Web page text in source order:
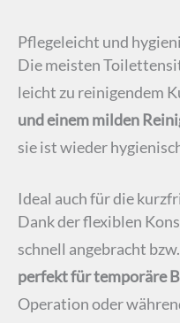
Pflegeleicht und
Die meisten
leicht zu reinigendem
und einem milden
sie ist wieder
Ideal auch für die
Dank der flexiblen
schnell angebracht
perfekt für temporäre
Operation oder